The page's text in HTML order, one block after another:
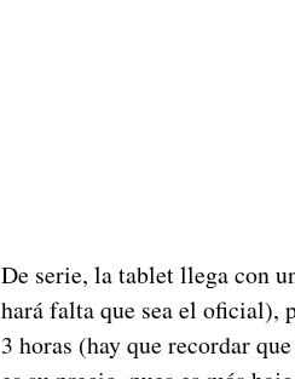
De serie, la tablet llega con
hará falta que sea el oficial),
3 horas (hay que recordar